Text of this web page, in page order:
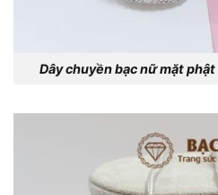
Dây chuyền bạc nữ mặt phật